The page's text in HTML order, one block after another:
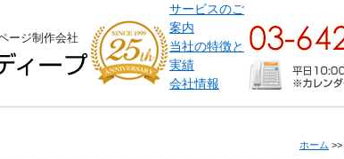
ージ制作会社
サービスのご
案内
当社の特徴と
実績
会社情報
ホーム >>